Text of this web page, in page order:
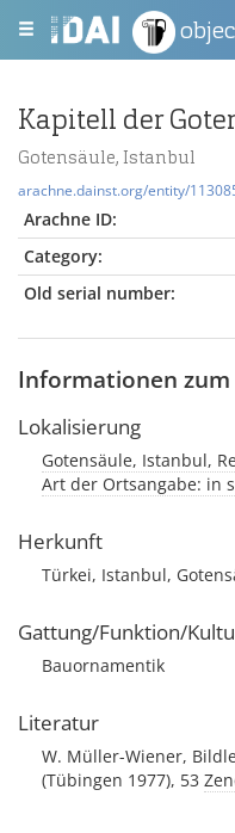
Kapitell der
Gotensäule, Istanbul
arachne.dainst.org/entity/
Arachne ID:
Category:
Old serial number:
Informationen
Lokalisierung
Gotensäule, Istanbul,
Art der Ortsangabe: in
Herkunft
Türkei, Istanbul,
Gattung/Funktion/
Bauornamentik
Literatur
W. Müller-Wiener,
(Tübingen 1977), 53